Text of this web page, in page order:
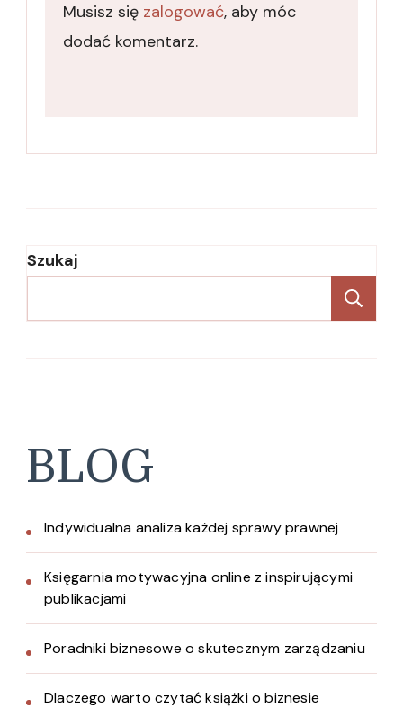
Musisz się zalogować, aby móc
dodać komentarz.
Szukaj
BLOG
Indywidualna analiza każdej sprawy prawnej
Księgarnia motywacyjna online z inspirującymi
publikacjami
Poradniki biznesowe o skutecznym zarządzaniu
Dlaczego warto czytać książki o biznesie